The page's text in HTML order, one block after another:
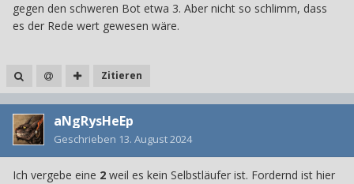
gegen den schweren Bot etwa 3. Aber nicht so schlimm, dass
es der Rede wert gewesen wäre.
Zitieren
aNgRysHeEp
Geschrieben 13. August 2024
Ich vergebe eine 2 weil es kein Selbstläufer ist. Fordernd ist hier